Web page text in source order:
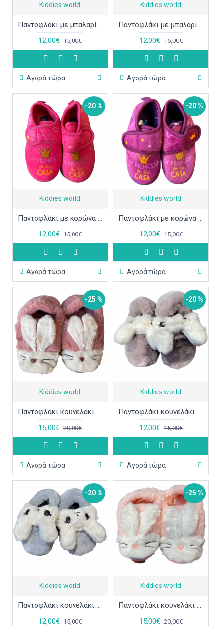
Kiddies world
Παντοφλάκι με μπαλαρίνα K88D-8S φουξ ΠΑΠ696
12,00€ 15,00€
Αγορά τώρα
Kiddies world
Παντοφλάκι με μπαλαρίνα K88D-8S μωβ ΠΑΠ695
12,00€ 15,00€
Αγορά τώρα
-20 %
Kiddies world
Παντοφλάκι με κορώνα K88D φουξ ΠΑΠ692
12,00€ 15,00€
Αγορά τώρα
-20 %
Kiddies world
Παντοφλάκι με κορώνα K88D μωβ ΠΑΠ691
12,00€ 15,00€
Αγορά τώρα
-25 %
Kiddies world
Παντοφλάκι κουνελάκι MB3655 σάπιο μήλο ΠΑΠ688
15,00€ 20,00€
Αγορά τώρα
-20 %
Kiddies world
Παντοφλάκι κουνελάκι MP7331 σάπιο μήλο ΠΑΠ686
12,00€ 15,00€
Αγορά τώρα
-20 %
Kiddies world
Παντοφλάκι κουνελάκι MP7331 γκρι ΠΑΠ683
12,00€ 15,00€
-25 %
Kiddies world
Παντοφλάκι κουνελάκι MB3655 ροζ ΠΑΠ682
15,00€ 20,00€